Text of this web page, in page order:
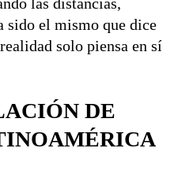
las distancias,
sido el mismo que dice
solo piensa en sí
DE